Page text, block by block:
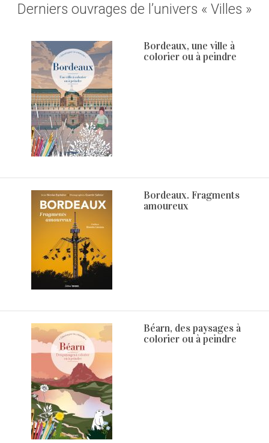
Derniers ouvrages de l’univers « Villes »
Bordeaux, une ville à
colorier ou à peindre
Bordeaux. Fragments
amoureux
Béarn, des paysages à
colorier ou à peindre